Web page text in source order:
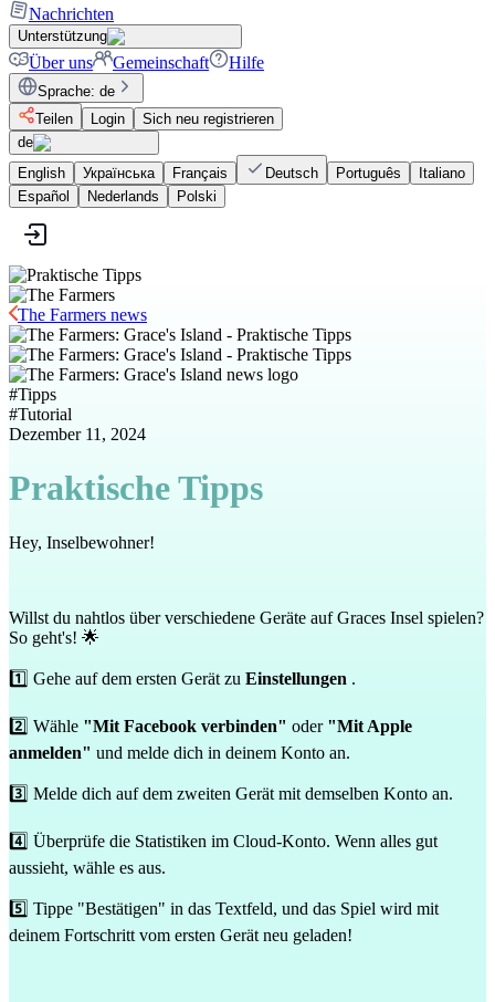
Nachrichten
Unterstützung
Über uns Gemeinschaft Hilfe
Sprache: de
Teilen
Login
Sich neu registrieren
de
English
Українська Français Deutsch Português
Italiano
Español
Nederlands Polski
The Farmers news
#Tipps
#Tutorial
Dezember 11, 2024
Praktische Tipps
Hey, Inselbewohner!
Willst du nahtlos über verschiedene Geräte auf Graces Insel spielen?
So geht's! 🌟
1️⃣ Gehe auf dem ersten Gerät zu Einstellungen .
2️⃣ Wähle "Mit Facebook verbinden" oder "Mit Apple
anmelden" und melde dich in deinem Konto an.
3️⃣ Melde dich auf dem zweiten Gerät mit demselben Konto an.
4️⃣ Überprüfe die Statistiken im Cloud-Konto. Wenn alles gut
aussieht, wähle es aus.
5️⃣ Tippe "Bestätigen" in das Textfeld, und das Spiel wird mit
deinem Fortschritt vom ersten Gerät neu geladen!